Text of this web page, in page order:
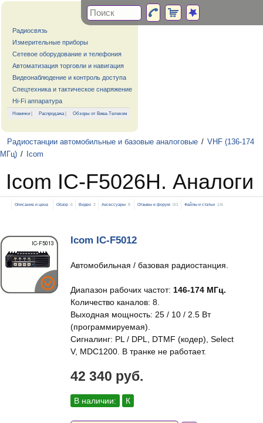
Радиосвязь
Измерительные приборы
Сетевое оборудование и телефония
Автоматизация торговли и навигация
Видеонаблюдение и контроль доступа
Спецтехника и тактическое снаряжение
Hi-Fi аппаратура
Новинки | Распродажа| Обзоры от Вива-Телеком
Радиостанции автомобильные и базовые аналоговые / VHF (136-174
МГц) / Icom
Icom IC-F5026H. Аналоги
Описание и цена Обзор 6 Видео 2 Аксессуары 8 Отзывы и форум 0/1 Файлы и статьи 1/6
Icom IC-F5012
Автомобильная / базовая радиостанция.
Диапазон рабочих частот: 146-174 МГц.
Количество каналов: 8.
Выходная мощность: 25 / 10 / 2.5 Вт
(программируемая).
Сигналинг: PL / DPL, DTMF (кодер), Select
V, MDC1200. В транке не работает.
42 340 руб.
В наличии: К